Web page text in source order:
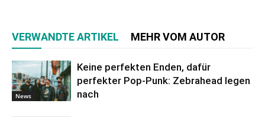
VERWANDTE ARTIKEL MEHR VOM AUTOR
News
Keine perfekten Enden, dafür
perfekter Pop-Punk: Zebrahead legen
nach